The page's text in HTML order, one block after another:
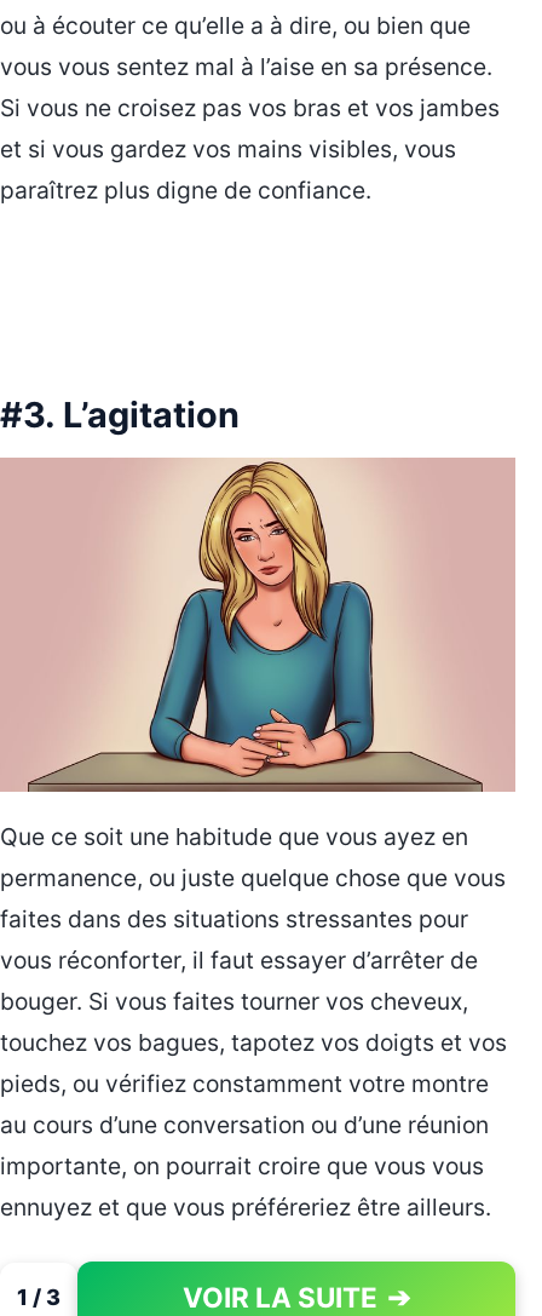
ou à écouter ce qu’elle a à dire, ou bien que
vous vous sentez mal à l’aise en sa présence.
Si vous ne croisez pas vos bras et vos jambes
et si vous gardez vos mains visibles, vous
paraîtrez plus digne de confiance.
#3. L’agitation
Que ce soit une habitude que vous ayez en
permanence, ou juste quelque chose que vous
faites dans des situations stressantes pour
vous réconforter, il faut essayer d’arrêter de
bouger. Si vous faites tourner vos cheveux,
touchez vos bagues, tapotez vos doigts et vos
pieds, ou vérifiez constamment votre montre
au cours d’une conversation ou d’une réunion
importante, on pourrait croire que vous vous
ennuyez et que vous préféreriez être ailleurs.
1 / 3 VOIR LA SUITE ➔